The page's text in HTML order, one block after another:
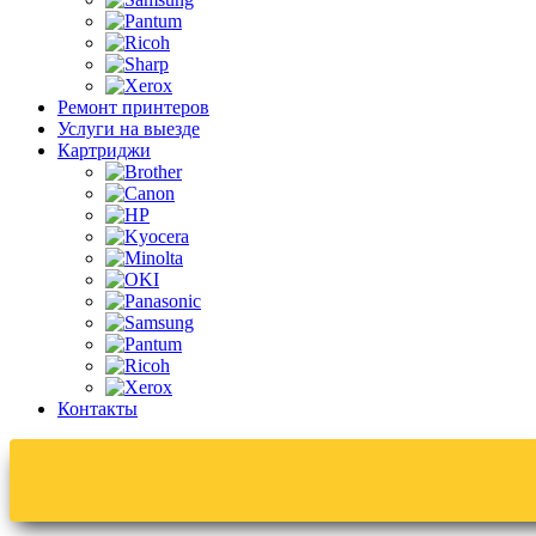
Ремонт принтеров
Услуги на выезде
Картриджи
Контакты